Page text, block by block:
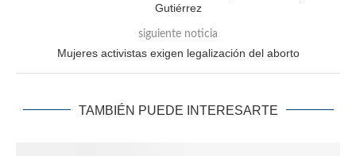
Gutiérrez
siguiente noticia
Mujeres activistas exigen legalización del aborto
TAMBIÉN PUEDE INTERESARTE